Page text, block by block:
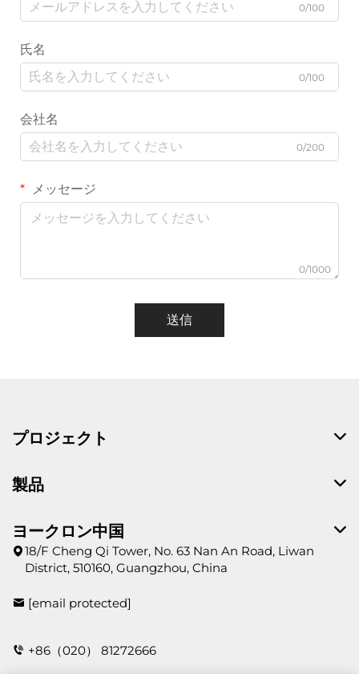
0/100
氏名
0/100
会社名
0/200
メッセージ
0/1000
送信
プロジェクト
製品
ヨークロン中国
18/F Cheng Qi Tower, No. 63 Nan An Road, Liwan
District, 510160, Guangzhou, China
[email protected]
+86（020） 81272666